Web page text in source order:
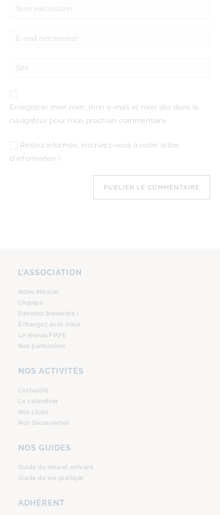
Enregistrer mon nom, mon e-mail et mon site dans le
navigateur pour mon prochain commentaire.
Restez informés, inscrivez-vous à notre lettre
d'information !
L’ASSOCIATION
Notre Mission
L’équipe
Devenez bénévole !
Échangez avec nous
Le réseau FIAFE
Nos partenaires
NOS ACTIVITÉS
L’actualité
Le calendrier
Nos clubs
Nos découvertes
NOS GUIDES
Guide du nouvel arrivant
Guide de vie pratique
ADHÉRENT